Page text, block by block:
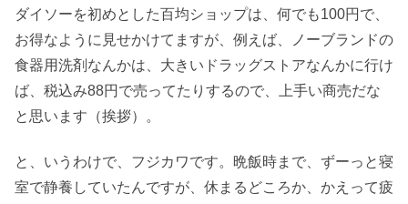
ダイソーを初めとした百均ショップは、何でも100円で、
お得なように見せかけてますが、例えば、ノーブランドの
食器用洗剤なんかは、大きいドラッグストアなんかに行け
ば、税込み88円で売ってたりするので、上手い商売だな
と思います（挨拶）。
と、いうわけで、フジカワです。晩飯時まで、ずーっと寝
室で静養していたんですが、休まるどころか、かえって疲